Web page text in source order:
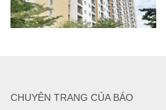
CHUYÊN TRANG CỦA BÁO